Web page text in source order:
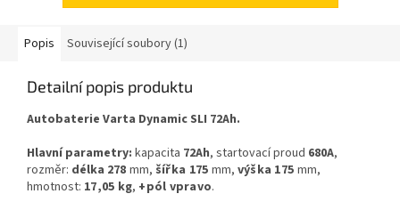
Popis Související soubory (1)
Detailní popis produktu
Autobaterie Varta Dynamic SLI 72Ah.
Hlavní parametry: kapacita 72Ah, startovací proud 680A,
rozměr: délka 278 mm, šířka 175 mm, výška 175 mm,
hmotnost: 17,05 kg, +pól vpravo.